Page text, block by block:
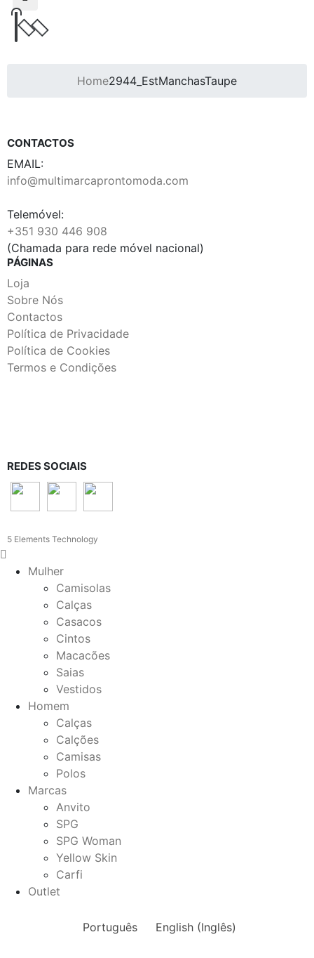
Home2944_EstManchasTaupe
CONTACTOS
EMAIL:
info@multimarcaprontomoda.com
Telemóvel:
+351 930 446 908
(Chamada para rede móvel nacional)
PÁGINAS
Loja
Sobre Nós
Contactos
Política de Privacidade
Política de Cookies
Termos e Condições
REDES SOCIAIS
5 Elements Technology
Mulher
Camisolas
Calças
Casacos
Cintos
Macacões
Saias
Vestidos
Homem
Calças
Calções
Camisas
Polos
Marcas
Anvito
SPG
SPG Woman
Yellow Skin
Carfi
Outlet
Português English(Inglês)